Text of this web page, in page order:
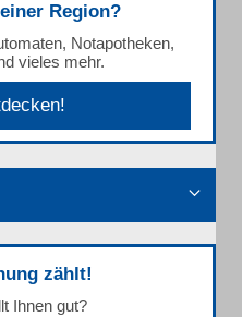
Region?
Notapotheken,
vieles mehr.
zählt!
Ihnen gut?